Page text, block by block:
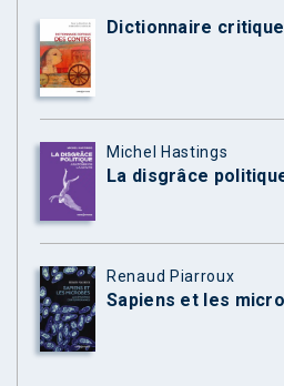
Dictionnaire
Michel Hastings
La disgrâce
Renaud Piarroux
Sapiens et les